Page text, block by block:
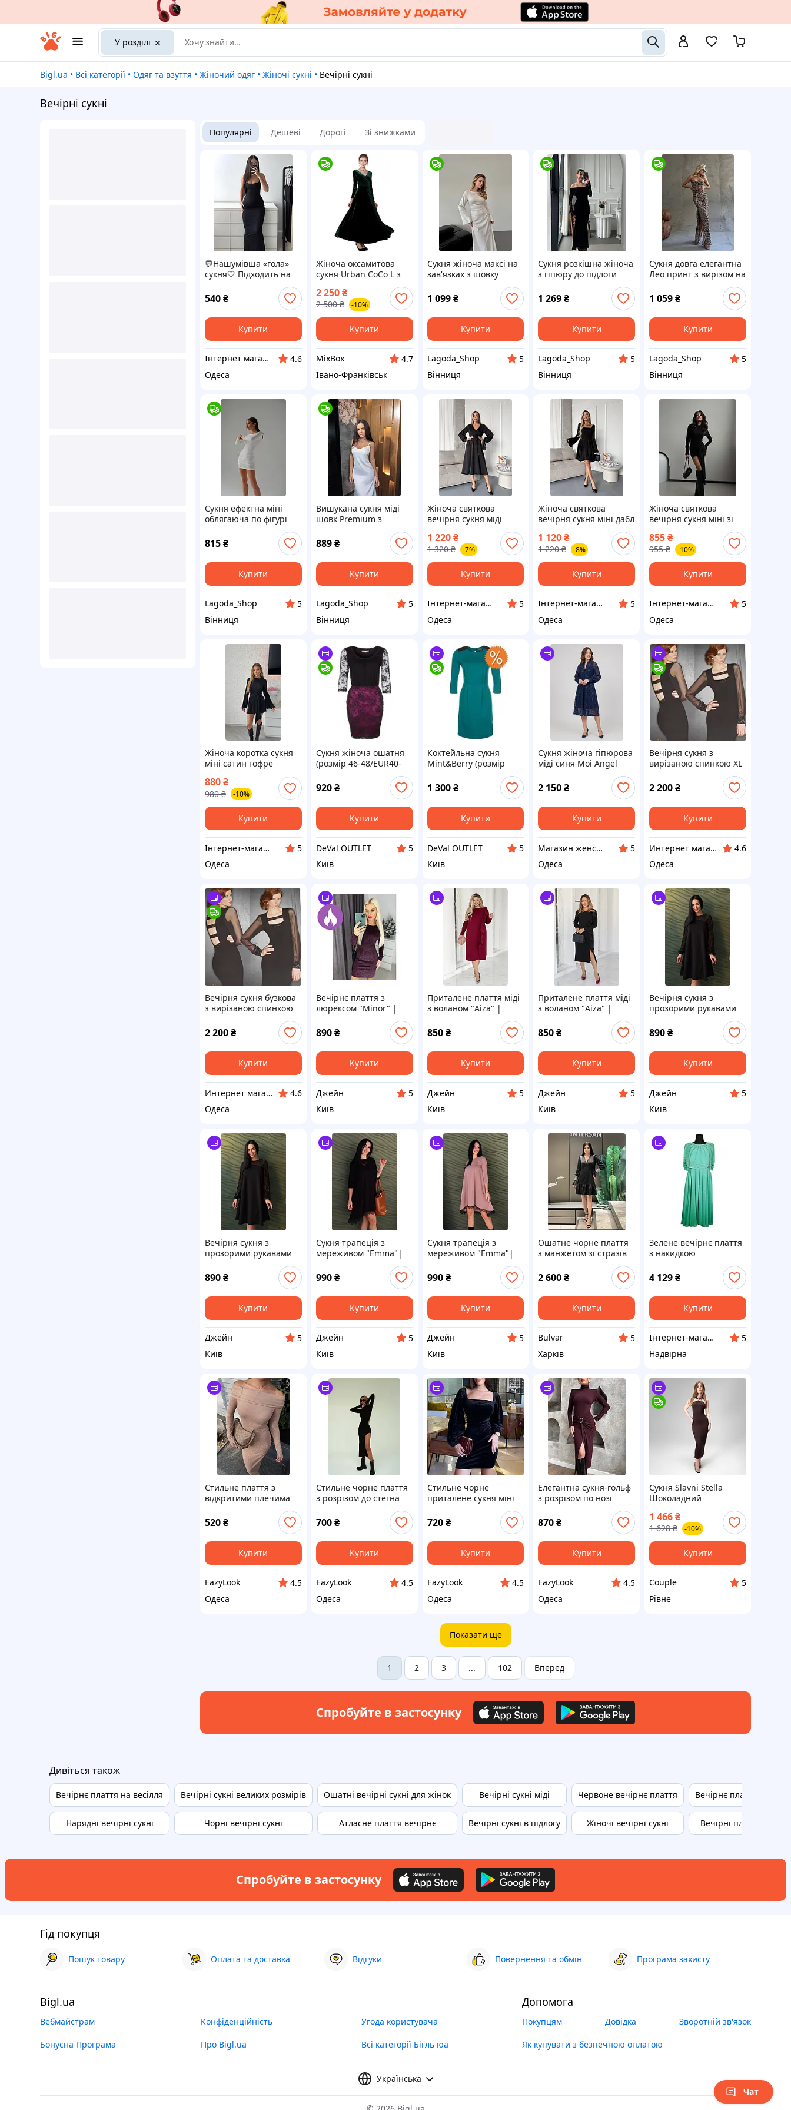
У розділі
Bigl.ua • Всі категорії • Одяг та взуття • Жіночий одяг • Жіночі сукні • Вечірні сукні
Вечірні сукні
Популярні Дешеві Дорогі Зі знижками
💬Нашумівша «гола»
сукня🤍 Підходить на
всі сезони 😍 ідеально
моделює фігуру🔥
540₴
Купити
Інтернет магазин MODA
4.6
Одеса
Жіноча оксамитова
сукня Urban CoCo L з
подібним вирізом
еластична вечірня
святкова сукня для
осені
2 250₴
2 500 ₴ -10%
Купити
MixBox
4.7
Івано-Франківськ
Сукня жіноча максі на
зав'язках з шовку
1 099 ₴
Купити
Lagoda_Shop
5
Вінниця
Сукня розкішна жіноча
з гіпюру до підлоги
1 269₴
Купити
Lagoda_Shop
5
Вінниця
Сукня довга елегантна
Лео принт з вирізом на
1 059₴
Купити
Lagoda_Shop
5
Вінниця
Сукня ефектна міні
облягаюча по фігурі
815₴
Купити
Lagoda_Shop
5
Вінниця
Вишукана сукня міді
шовк Premium з
889₴
Купити
Lagoda_Shop
5
Вінниця
Жіноча святкова
вечірня сукня міді
святкове вечірнє
плаття міді
1 220 ₴
1 320 ₴ -7%
Купити
Інтернет-магазин Oksannen
5
Одеса
Жіноча святкова
вечірня сукня міні дабл
1 120₴
1 220 ₴ -8%
Купити
Інтернет-магазин Oksannen
5
Одеса
Жіноча святкова
вечірня сукня міні зі
шлейфом мікродайвінг
855₴
955 ₴ -10%
Купити
Інтернет-магазин Oksannen
5
Одеса
Жіноча коротка сукня
міні сатин гофре
880₴
980 ₴ -10%
Купити
Інтернет-магазин Oksannen
5
Одеса
Сукня жіноча ошатня
(розмір 46-48/EUR40-
920₴
Купити
DeVal OUTLET
5
Київ
Коктейльна сукня
Mint&Berry (розмір
1 300 ₴
Купити
DeVal OUTLET
5
Київ
Сукня жіноча гіпюрова
міді синя Moi Angel
2 150₴
Купити
Магазин женской одежды ImennoTo
5
Одеса
Вечірня сукня з
вирізаною спинкою XL
2 200₴
Купити
Интернет магазин "Frau"
4.6
Одеса
Вечірня сукня бузкова
з вирізаною спинкою
2 200₴
Купити
Интернет магазин "Frau"
4.6
Одеса
Вечірнє плаття з
люрексом "Minor" |
890₴
Купити
Джейн
5
Київ
Приталене плаття міді
з воланом "Aiza" |
850 ₴
Купити
Джейн
5
Київ
Приталене плаття міді
з воланом "Aiza" |
850₴
Купити
Джейн
5
Київ
Вечірня сукня з
прозорими рукавами
890₴
Купити
Джейн
5
Київ
Вечірня сукня з
прозорими рукавами
890₴
Купити
Джейн
5
Київ
Сукня трапеція з
мереживом "Emma"|
990₴
Купити
Джейн
5
Київ
Сукня трапеція з
мереживом "Emma"|
990 ₴
Купити
Джейн
5
Київ
Ошатне чорне плаття
з манжетом зі стразів
2 600₴
Купити
Bulvar
5
Харків
Зелене вечірнє плаття
з накидкою
4 129₴
Купити
Інтернет-магазин "Styleone"
5
Надвірна
Стильне плаття з
відкритими плечима
ангора рубчик 42-46
520₴
Купити
EazyLook
4.5
Одеса
Стильне чорне плаття
з розрізом до стегна
700₴
Купити
EazyLook
4.5
Одеса
Стильне чорне
приталене сукня міні
720 ₴
Купити
EazyLook
4.5
Одеса
Елегантна сукня-гольф
з розрізом по нозі
870₴
Купити
EazyLook
4.5
Одеса
Сукня Slavni Stella
Шоколадний
1 466₴
1 628 ₴ -10%
Купити
Couple
5
Рівне
Показати ще
1 2 3 ... 102 Вперед
Спробуйте в застосунку
Дивіться також
Вечірнє плаття на весілля
Нарядні вечірні сукні
Вечірні сукні великих розмірів
Чорні вечірні сукні
Ошатні вечірні сукні для жінок
Атласне плаття вечірнє
Вечірні сукні міді
Вечірні сукні в підлогу
Червоне вечірнє плаття
Жіночі вечірні сукні
Вечірнє плаття для
Вечірні плаття осінь
Спробуйте в застосунку
Гід покупця
Пошук товару Оплата та доставка Відгуки Повернення та обмін Програма захисту
Bigl.ua
Вебмайстрам Конфіденційність Угода користувача
Бонусна Програма Про Bigl.ua Всі категорії Бігль юа
Допомога
Покупцям Довідка Зворотній зв'язок
Як купувати з безпечною оплатою
Українська
Чат